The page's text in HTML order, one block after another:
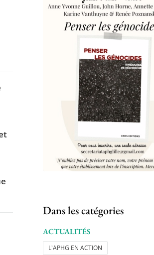
Dans les catégories
ACTUALITÉS
L'APHG EN ACTION